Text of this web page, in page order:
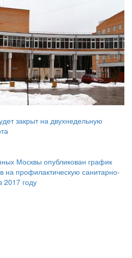
закрыт на двухнедельную
Москвы опубликован график
на профилактическую санитарно-
2017 году